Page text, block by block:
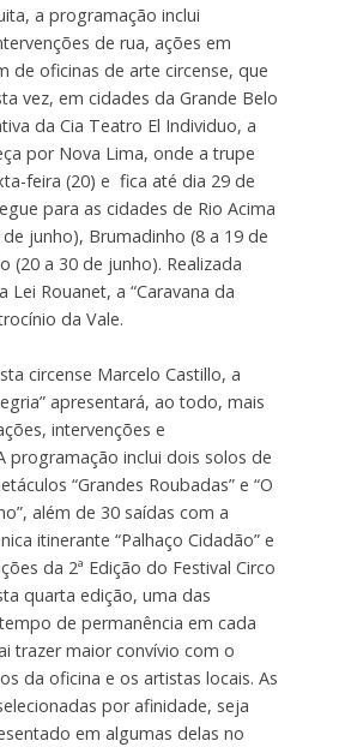
a programação inclui
de rua, ações em
de oficinas de arte circense, que
vez, em cidades da Grande Belo
da Cia Teatro El Individuo, a
por Nova Lima, onde a trupe
feira (20) e fica até dia 29 de
para as cidades de Rio Acima
junho), Brumadinho (8 a 19 de
(20 a 30 de junho). Realizada
Lei Rouanet, a “Caravana da
da Vale.
circense Marcelo Castillo, a
apresentará, ao todo, mais
intervenções e
programação inclui dois solos de
“Grandes Roubadas” e “O
além de 30 saídas com a
itinerante “Palhaço Cidadão” e
da 2ª Edição do Festival Circo
quarta edição, uma das
de permanência em cada
trazer maior convívio com o
da oficina e os artistas locais. As
por afinidade, seja
em algumas delas no